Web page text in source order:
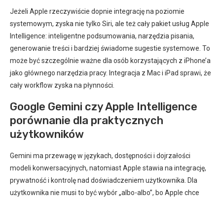
Jeżeli Apple rzeczywiście dopnie integrację na poziomie
systemowym, zyska nie tylko Siri, ale też cały pakiet usług Apple
Intelligence: inteligentne podsumowania, narzędzia pisania,
generowanie treści i bardziej świadome sugestie systemowe. To
może być szczególnie ważne dla osób korzystających z iPhone’a
jako głównego narzędzia pracy. Integracja z Mac i iPad sprawi, że
cały workflow zyska na płynności.
Google Gemini czy Apple Intelligence
porównanie dla praktycznych
użytkowników
Gemini ma przewagę w językach, dostępności i dojrzałości
modeli konwersacyjnych, natomiast Apple stawia na integrację,
prywatność i kontrolę nad doświadczeniem użytkownika. Dla
użytkownika nie musi to być wybór „albo-albo”, bo Apple chce